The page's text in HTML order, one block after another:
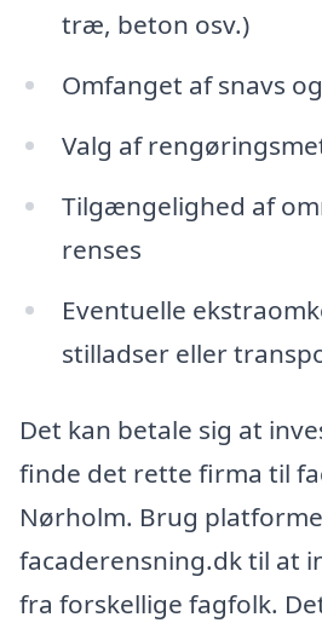
træ, beton osv.)
Omfanget af snavs
Valg af
Tilgængelighed af
renses
Eventuelle
stilladser eller
Det kan betale sig at
finde det rette firma til
Nørholm. Brug
facaderensning.dk til at
fra forskellige fagfolk.